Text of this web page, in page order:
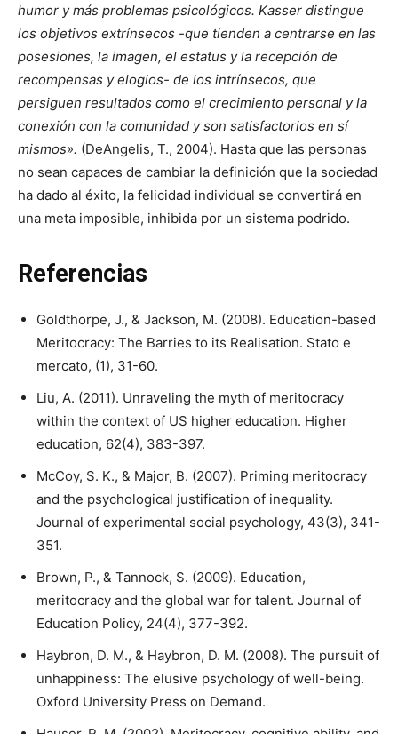
humor y más problemas psicológicos. Kasser distingue
los objetivos extrínsecos -que tienden a centrarse en las
posesiones, la imagen, el estatus y la recepción de
recompensas y elogios- de los intrínsecos, que
persiguen resultados como el crecimiento personal y la
conexión con la comunidad y son satisfactorios en sí
mismos». (DeAngelis, T., 2004). Hasta que las personas
no sean capaces de cambiar la definición que la sociedad
ha dado al éxito, la felicidad individual se convertirá en
una meta imposible, inhibida por un sistema podrido.
Referencias
Goldthorpe, J., & Jackson, M. (2008). Education-based
Meritocracy: The Barries to its Realisation. Stato e
mercato, (1), 31-60.
Liu, A. (2011). Unraveling the myth of meritocracy
within the context of US higher education. Higher
education, 62(4), 383-397.
McCoy, S. K., & Major, B. (2007). Priming meritocracy
and the psychological justification of inequality.
Journal of experimental social psychology, 43(3), 341-
351.
Brown, P., & Tannock, S. (2009). Education,
meritocracy and the global war for talent. Journal of
Education Policy, 24(4), 377-392.
Haybron, D. M., & Haybron, D. M. (2008). The pursuit of
unhappiness: The elusive psychology of well-being.
Oxford University Press on Demand.